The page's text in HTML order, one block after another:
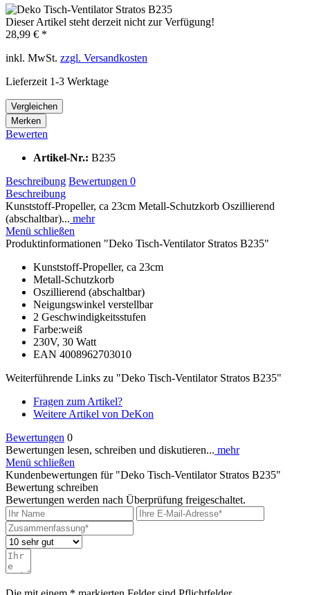
Dieser Artikel steht derzeit nicht zur Verfügung!
28,99 € *
inkl. MwSt. zzgl. Versandkosten
Lieferzeit 1-3 Werktage
Vergleichen
Merken
Bewerten
Artikel-Nr.: B235
Beschreibung Bewertungen 0
Beschreibung
Kunststoff-Propeller, ca 23cm Metall-Schutzkorb Oszillierend
(abschaltbar)... mehr
Menü schließen
Produktinformationen "Deko Tisch-Ventilator Stratos B235"
Kunststoff-Propeller, ca 23cm
Metall-Schutzkorb
Oszillierend (abschaltbar)
Neigungswinkel verstellbar
2 Geschwindigkeitsstufen
Farbe:weiß
230V, 30 Watt
EAN 4008962703010
Weiterführende Links zu "Deko Tisch-Ventilator Stratos B235"
Fragen zum Artikel?
Weitere Artikel von DeKon
Bewertungen 0
Bewertungen lesen, schreiben und diskutieren... mehr
Menü schließen
Kundenbewertungen für "Deko Tisch-Ventilator Stratos B235"
Bewertung schreiben
Bewertungen werden nach Überprüfung freigeschaltet.